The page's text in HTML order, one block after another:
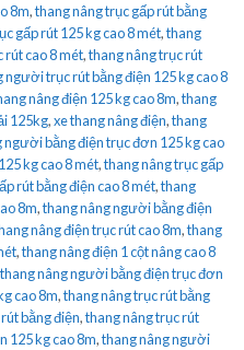
8m,thang nâng trục gấp rút bằng
gấp rút 125 kg cao 8 mét,thang
rút cao 8 mét,thang nâng trục rút
người trục rút bằng điện 125 kg cao 8
nâng điện 125 kg cao 8m,thang
125kg,xe thang nâng điện,thang
người bằng điện trục đơn 125 kg cao
kg cao 8 mét,thang nâng trục gấp
rút bằng điện cao 8 mét,thang
8m,thang nâng người bằng điện
nâng điện trục rút cao 8m,thang
,thang nâng điện 1 cột nâng cao 8
thang nâng người bằng điện trục đơn
cao 8m,thang nâng trục rút bằng
bằng điện,thang nâng trục rút
125 kg cao 8m,thang nâng người